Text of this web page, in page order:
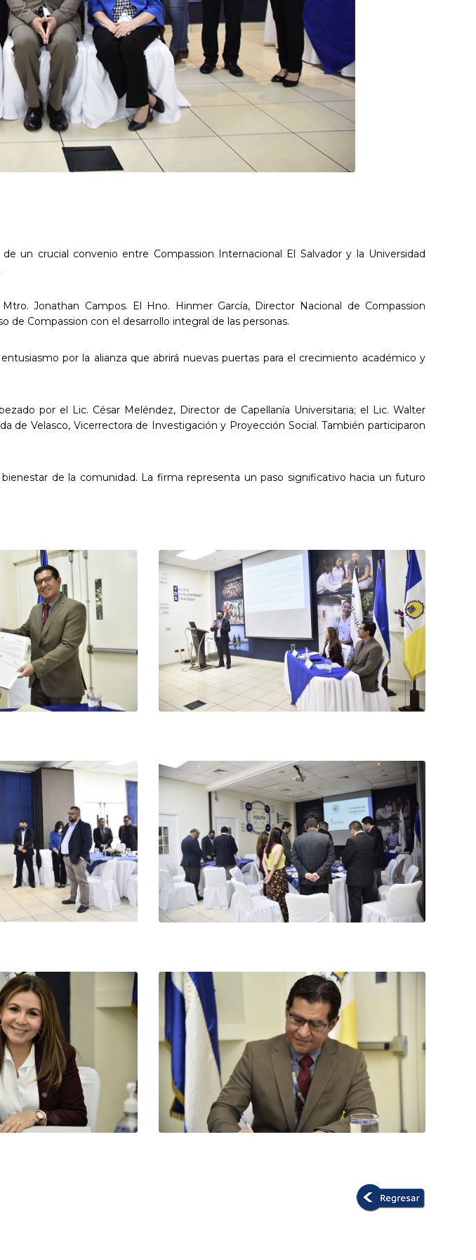
un crucial convenio entre Compassion Internacional El Salvador y la Universidad
Jonathan Campos. El Hno. Hinmer García, Director Nacional de Compassion
de Compassion con el desarrollo integral de las personas.
por la alianza que abrirá nuevas puertas para el crecimiento académico y
por el Lic. César Meléndez, Director de Capellanía Universitaria; el Lic. Walter
de Velasco, Vicerrectora de Investigación y Proyección Social. También participaron
de la comunidad. La firma representa un paso significativo hacia un futuro